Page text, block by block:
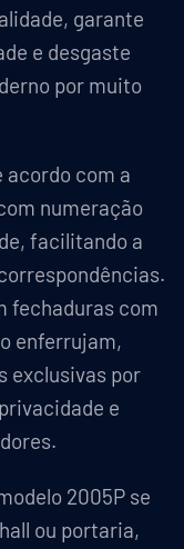
garante
e desgaste
por muito
acordo com a
numeração
facilitando a
fechaduras com
enferrujam,
exclusivas por
e
2005P se
ou portaria,